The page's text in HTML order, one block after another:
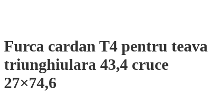
Furca cardan T4 pentru teava
triunghiulara 43,4 cruce
27×74,6